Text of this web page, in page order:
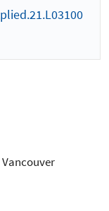
Vancouver